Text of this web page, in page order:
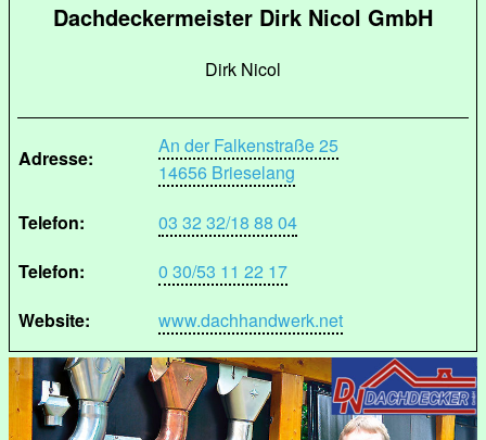
Dachdeckermeister Dirk Nicol GmbH
Dirk Nicol
Adresse:
An der Falkenstraße 25
14656 Brieselang
Telefon:
03 32 32/18 88 04
Telefon:
0 30/53 11 22 17
Website:
www.dachhandwerk.net